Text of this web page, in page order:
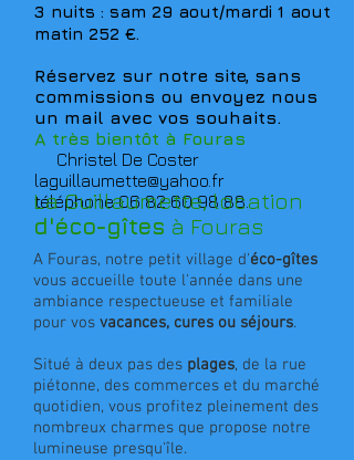
3 nuits : sam 29 aout/mardi 1 aout
matin 252 €.
Réservez sur notre site, sans
commissions ou envoyez nous
un mail avec vos souhaits.
A très bientôt à Fouras
Christel De Coster
laguillaumette@yahoo.fr
téléphone06 82 60 98 88
La Guillaumette, location
d'éco-gîtes à Fouras
A Fouras, notre petit village d'éco-gîtes
vous accueille toute l'année dans une
ambiance respectueuse et familiale
pour vos vacances, cures ou séjours.
Situé à deux pas des plages, de la rue
piétonne, des commerces et du marché
quotidien, vous profitez pleinement des
nombreux charmes que propose notre
lumineuse presqu'île.